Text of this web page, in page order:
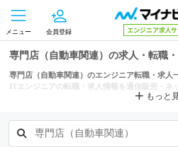
メニュー 会員登録
専門店（自動車関連）の求人・転職
専門店（自動車関連）のエンジニア転職・求人
ITエンジニアの転職・求人情報を通信販売・ネ
ームセンターなどの条件からも探せます。もっと
専門店（自動車関連）